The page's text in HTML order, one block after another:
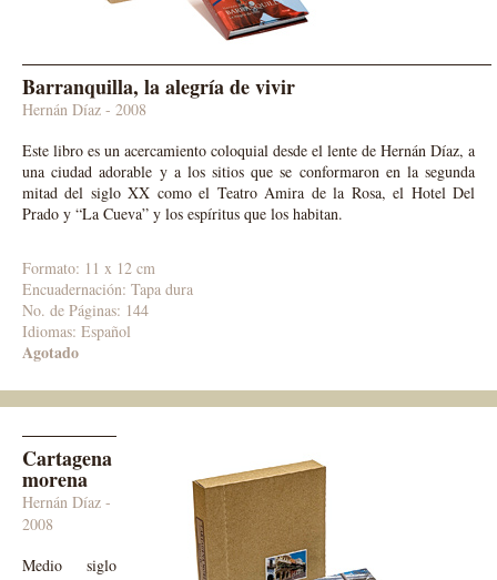
Barranquilla, la alegría de vivir
Hernán Díaz - 2008
Este libro es un acercamiento coloquial desde el lente de Hernán Díaz, a
una ciudad adorable y a los sitios que se conformaron en la segunda
mitad del siglo XX como el Teatro Amira de la Rosa, el Hotel Del
Prado y “La Cueva” y los espíritus que los habitan.
Formato: 11 x 12 cm
Encuadernación: Tapa dura
No. de Páginas: 144
Idiomas: Español
Agotado
Cartagena
morena
Hernán Díaz -
2008
Medio siglo